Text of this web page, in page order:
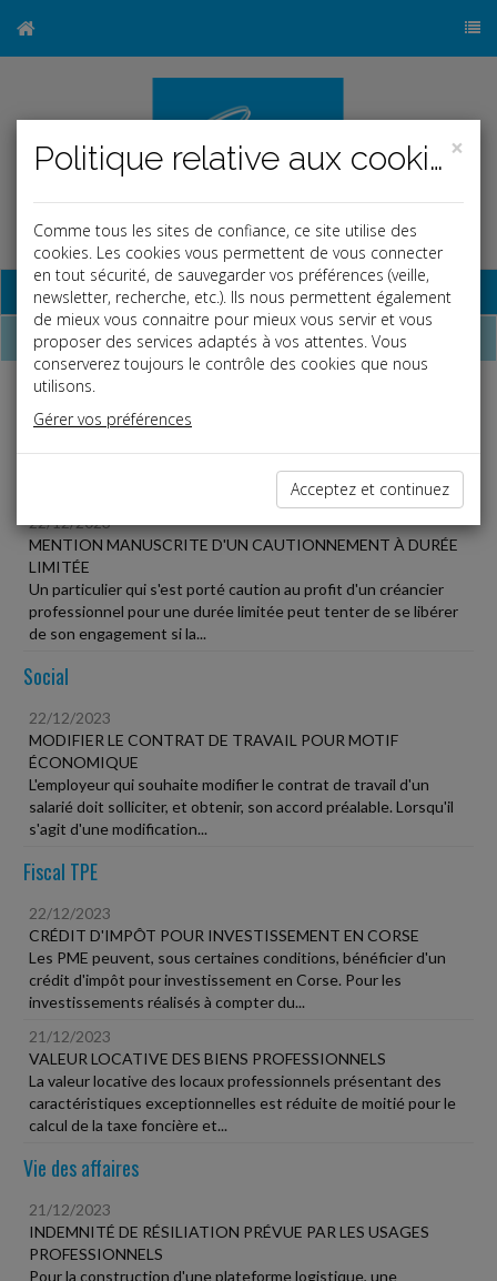
Base documentaire
Dépêches
Liste des dernières dépêches
22/12/2023
MENTION MANUSCRITE D'UN CAUTIONNEMENT À DURÉE
LIMITÉE
Un particulier qui s'est porté caution au profit d'un créancier
professionnel pour une durée limitée peut tenter de se libérer
de son engagement si la...
Social
22/12/2023
MODIFIER LE CONTRAT DE TRAVAIL POUR MOTIF
ÉCONOMIQUE
L'employeur qui souhaite modifier le contrat de travail d'un
salarié doit solliciter, et obtenir, son accord préalable. Lorsqu'il
s'agit d'une modification...
Fiscal TPE
22/12/2023
CRÉDIT D'IMPÔT POUR INVESTISSEMENT EN CORSE
Les PME peuvent, sous certaines conditions, bénéficier d'un
crédit d'impôt pour investissement en Corse. Pour les
investissements réalisés à compter du...
21/12/2023
VALEUR LOCATIVE DES BIENS PROFESSIONNELS
La valeur locative des locaux professionnels présentant des
caractéristiques exceptionnelles est réduite de moitié pour le
calcul de la taxe foncière et...
Vie des affaires
21/12/2023
INDEMNITÉ DE RÉSILIATION PRÉVUE PAR LES USAGES
PROFESSIONNELS
Pour la construction d'une plateforme logistique, une
×
Politique relative aux cookies
Comme tous les sites de confiance, ce site utilise des
cookies. Les cookies vous permettent de vous connecter
en tout sécurité, de sauvegarder vos préférences (veille,
newsletter, recherche, etc.). Ils nous permettent également
de mieux vous connaitre pour mieux vous servir et vous
proposer des services adaptés à vos attentes. Vous
conserverez toujours le contrôle des cookies que nous
utilisons.
Gérer vos préférences
Acceptez et continuez